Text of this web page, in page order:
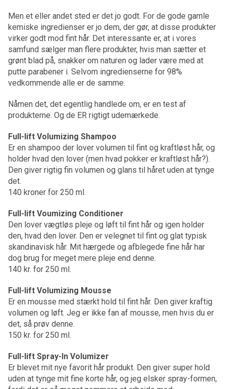
Men et eller andet sted er det jo godt. For de gode gamle
kemiske ingredienser er jo dem, der gør, at disse produkter
virker godt mod fint hår. Det interessante er, at i vores
samfund sælger man flere produkter, hvis man sætter et
grønt blad på, snakker om naturen og lader være med at
putte parabener i. Selvom ingredienserne for 98%
vedkommende alle er de samme.
Nåmen det, det egentlig handlede om, er en test af
produkterne. Og de ER rigtigt udemærkede.
Full-lift Volumizing Shampoo
Er en shampoo der lover volumen til fint og kraftløst hår, og
holder hvad den lover (men hvad pokker er kraftløst hår?).
Den giver rigtig fin volumen og glans til håret uden at tynge
det.
140 kroner for 250 ml.
Full-lift Voumizing Conditioner
Den lover vægtløs pleje og løft til fint hår og igen holder
den, hvad den lover. Den er velegnet til fint og glat typisk
skandinavisk hår. Mit hærgede og afblegede fine hår har
dog brug for meget mere pleje end denne.
140 kr. for 250 ml.
Full-lift Volumizing Mousse
Er en mousse med stærkt hold til fint hår. Den giver kraftig
volumen og løft. Jeg er ikke fan af mousse, men hvis du er
det, så prøv denne.
150 kr. for 250 ml.
Full-lift Spray-In Volumizer
Er blevet mit nye favorit hår produkt. Den giver super hold
uden at tynge mit fine korte hår, og jeg elsker spray-formen,